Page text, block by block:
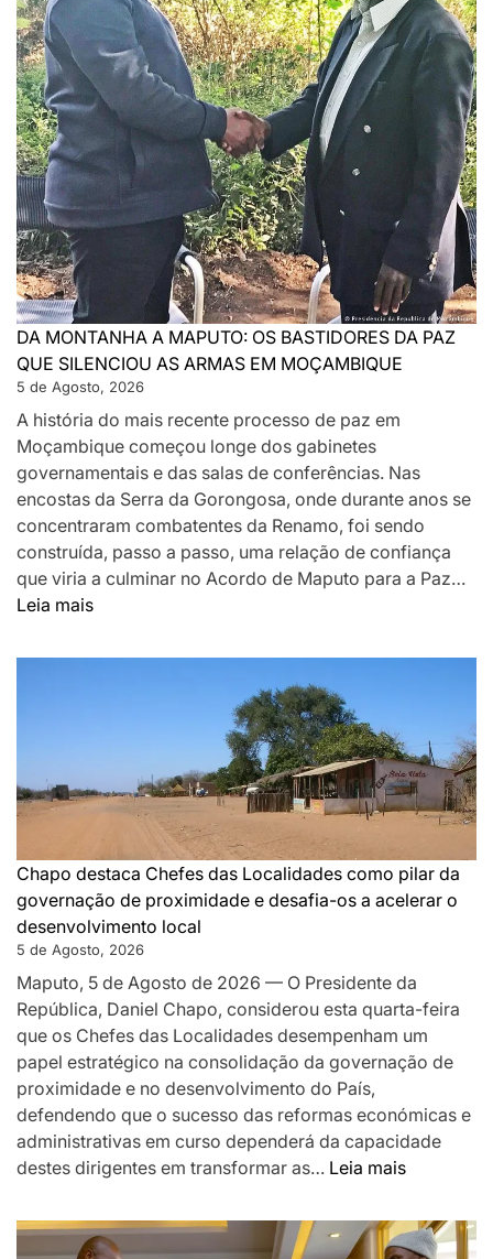
DA MONTANHA A MAPUTO: OS BASTIDORES DA PAZ
QUE SILENCIOU AS ARMAS EM MOÇAMBIQUE
5 de Agosto, 2026
A história do mais recente processo de paz em
Moçambique começou longe dos gabinetes
governamentais e das salas de conferências. Nas
encostas da Serra da Gorongosa, onde durante anos se
concentraram combatentes da Renamo, foi sendo
construída, passo a passo, uma relação de confiança
que viria a culminar no Acordo de Maputo para a Paz…
Leia mais:
MONTANHA
DA
PAZ
SILENCIOU
AS
ARMAS
EM
MOÇAMBIQUE
Chapo destaca Chefes das Localidades como pilar da
governação de proximidade e desafia-os a acelerar o
desenvolvimento local
5 de Agosto, 2026
Maputo, 5 de Agosto de 2026 — O Presidente da
República, Daniel Chapo, considerou esta quarta-feira
que os Chefes das Localidades desempenham um
papel estratégico na consolidação da governação de
proximidade e no desenvolvimento do País,
defendendo que o sucesso das reformas económicas e
administrativas em curso dependerá da capacidade
destes dirigentes em transformar as… Leia mais:
destaca
Chefes